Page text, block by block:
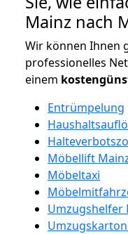
Mainz nach
Wir können Ihnen
professionelles
einem
Entrümpelung
Möbellift
Möbeltaxi
Umzugshelfer